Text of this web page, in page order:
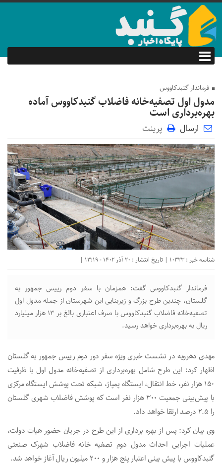
فرماندار گنبدکاووس
مدول اول تصفیه‌خانه فاضلاب گنبدکاووس آماده
بهره‌برداری است
ارسال پرینت
شناسه خبر : 10323 | تاریخ انتشار : 20 آذر 1402 - 13:19 |
فرماندار گنبدکاووس گفت: همزمان با سفر دوم رییس جمهور به
گلستان، چندین طرح بزرگ و زیربنایی این شهرستان از جمله مدول اول
تصفیه‌خانه فاضلاب گنبدکاووس با صرف اعتباری بالغ بر ۱۳ هزار میلیارد
ریال به بهره‌برداری خواهد رسید.
مهدی دهرویه در نشست خبری ویژه سفر دور دوم رییس جمهور به گلستان
اظهار کرد: این طرح شامل بهره‌برداری از تصفیه‌خانه مدول اول با ظرفیت
۱۵۰ هزار نفر، خط انتقال، ایستگاه پمپاژ، شبکه تحت پوشش ایستگاه مرکزی
با پیش‌بینی جمعیت ۳۰۰ هزار نفر است که پوشش فاضلاب شهری گلستان
را ۲.۵ درصد ارتقا خواهد داد.
وی بیان کرد: پس از بهره برداری از این طرح در جریان حضور هیات دولت،
عملیات اجرایی احداث مدول دوم تصفیه خانه فاضلاب شهرک صنعتی
گنبدکاووس با پیش بینی اعتبار پنج هزار و ۲۰۰ میلیون ریال آغاز خواهد شد.